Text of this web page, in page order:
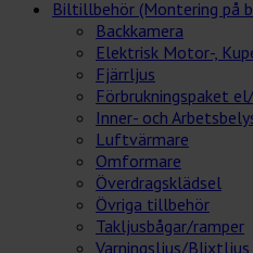
Biltillbehör (Montering på
Backkamera
Elektrisk Motor-,
Fjärrljus
Förbrukningspaket
Inner- och
Luftvärmare
Omformare
Överdragsklädsel
Övriga tillbehör
Takljusbågar/ramper
Varningsljus/Blixtljus